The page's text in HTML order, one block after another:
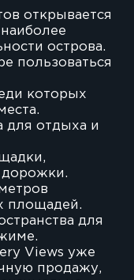
открывается
острова.
пользоваться
которых
для отдыха и
дорожки.
площадей.
для
Views уже
продажу,